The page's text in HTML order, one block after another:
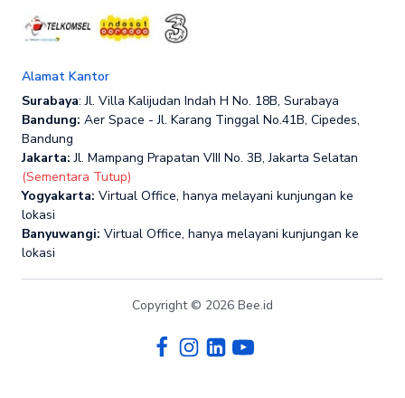
Alamat Kantor
Surabaya: Jl. Villa Kalijudan Indah H No. 18B, Surabaya
Bandung: Aer Space - Jl. Karang Tinggal No.41B, Cipedes,
Bandung
Jakarta: Jl. Mampang Prapatan VIII No. 3B, Jakarta Selatan
(Sementara Tutup)
Yogyakarta: Virtual Office, hanya melayani kunjungan ke
lokasi
Banyuwangi: Virtual Office, hanya melayani kunjungan ke
lokasi
Copyright © 2026 Bee.id